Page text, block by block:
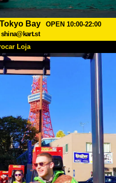
Bay
OPEN 10:00-22:00
shina@kart.st
Loja
Reserva
Loja
Tokyo Akihabara#1
Tokyo Shibuya